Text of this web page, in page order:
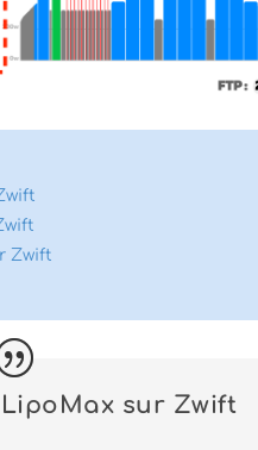
Zwift
sur Zwift